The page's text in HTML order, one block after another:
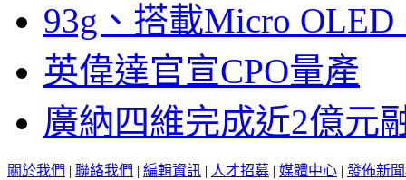
93g、搭載Micro
英偉達官宣CPO量產
廣納四維完成近2億元
關於我們 | 聯絡我們 | 編輯資訊 | 人才招募 | 媒體中心 | 發佈新